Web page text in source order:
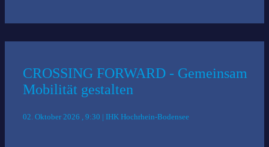
CROSSING FORWARD - Gemeinsam
Mobilität gestalten
02. Oktober 2026 , 9:30 | IHK Hochrhein-Bodensee